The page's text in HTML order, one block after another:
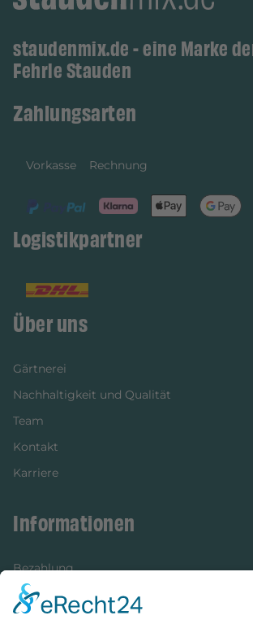
staudenmix.de - eine Marke
Fehrle Stauden
Zahlungsarten
Vorkasse Rechnung
Logistikpartner
Über uns
Gärtnerei
Nachhaltigkeit und Qualität
Team
Kontakt
Karriere
Informationen
Bezahlung
Newsletter